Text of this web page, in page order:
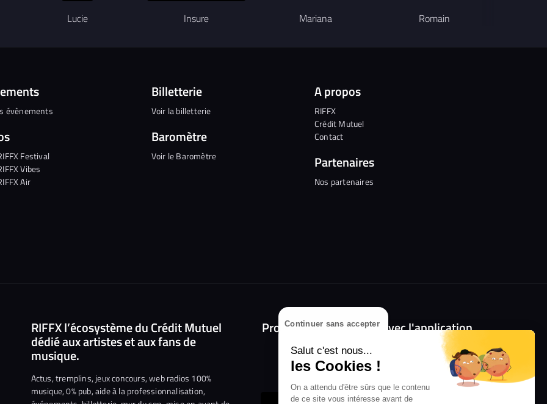
Continuer sans accepter
Salut c'est nous...
les Cookies !
On a attendu d'être sûrs que le contenu
de ce site vous intéresse avant de
Lucie Insure Mariana Romain
évènements
Festival
Vibes
Air
Billetterie
Voir la billetterie
Baromètre
Voir le Baromètre
A propos
RIFFX
Crédit Mutuel
Contact
Partenaires
Nos partenaires
RIFFX l’écosystème du Crédit Mutuel
dédié aux artistes et aux fans de
musique.
Actus, tremplins, jeux concours, web radios 100%
musique, 0% pub, aide à la professionnalisation,
Prolongez l'expérience avec l'application
RIFFX !
Disponible sur l'App Store et Google Play